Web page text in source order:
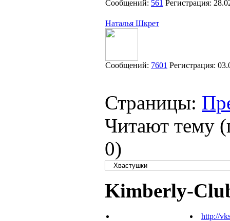
Сообщений: 561 Регистрация:
Наталья Шкрет
Сообщений: 7601 Регистрация:
Страницы:
Читают тему
0)
Kimberly-
http://